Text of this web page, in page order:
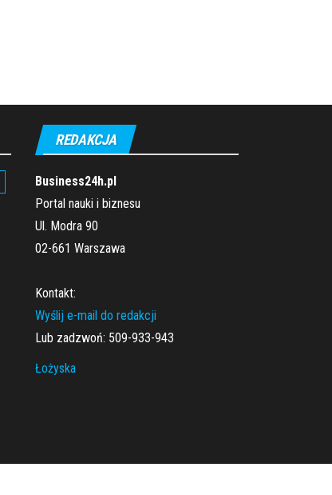
REDAKCJA
Business24h.pl
Portal nauki i biznesu
Ul. Modra 90
02-661 Warszawa
Kontakt:
Wyślij e-mail do redakcji
Lub zadzwoń: 509-933-943
Łożyska